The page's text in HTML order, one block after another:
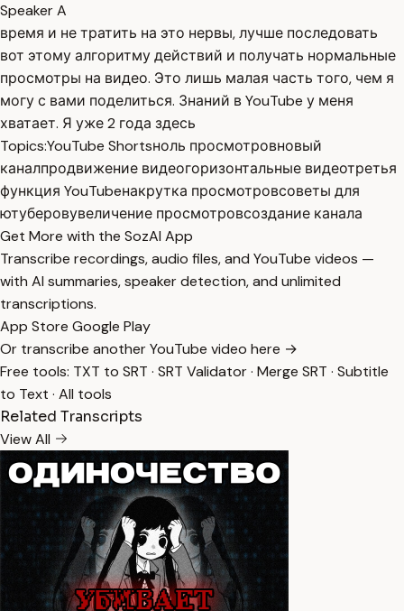
Speaker A
время и не тратить на это нервы, лучше последовать
вот этому алгоритму действий и получать нормальные
просмотры на видео. Это лишь малая часть того, чем я
могу с вами поделиться. Знаний в YouTube у меня
хватает. Я уже 2 года здесь
Topics:YouTube Shortsноль просмотровновый
каналпродвижение видеогоризонтальные видеотретья
функция YouTubeнакрутка просмотровсоветы для
ютуберовувеличение просмотровсоздание канала
Get More with the SozAI App
Transcribe recordings, audio files, and YouTube videos —
with AI summaries, speaker detection, and unlimited
transcriptions.
App Store Google Play
Or transcribe another YouTube video here →
Free tools: TXT to SRT · SRT Validator· Merge SRT · Subtitle
to Text · All tools
Related Transcripts
View All